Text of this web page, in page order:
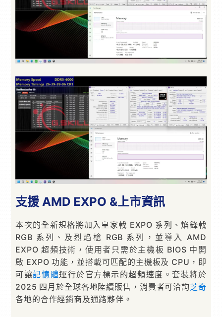
支援 AMD EXPO &上市資訊
本次的全新規格將加入皇家戟 EXPO 系列、焰鋒戟
RGB 系列、及烈焰槍 RGB 系列，並導入 AMD
EXPO 超頻技術，使用者只需於主機板 BIOS 中開
啟 EXPO 功能，並搭載可匹配的主機板及 CPU，即
可讓記憶體運行於官方標示的超頻速度。套裝將於
2025 四月於全球各地陸續販售，消費者可洽詢芝奇
各地的合作經銷商及通路夥伴。